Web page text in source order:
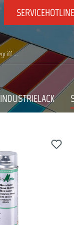
SERVICEHOTLINE
INDUSTRIELACK